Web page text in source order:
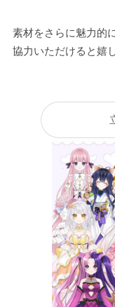
素材をさらに魅力的
協力いただけると嬉